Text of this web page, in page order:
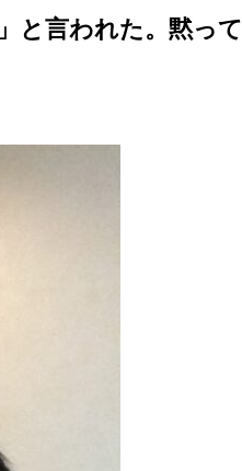
と言われた。黙って